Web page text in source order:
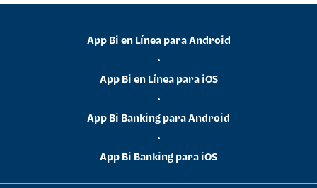
App Bi en Línea para Android
•
App Bi en Línea para iOS
•
App Bi Banking para Android
•
App Bi Banking para iOS